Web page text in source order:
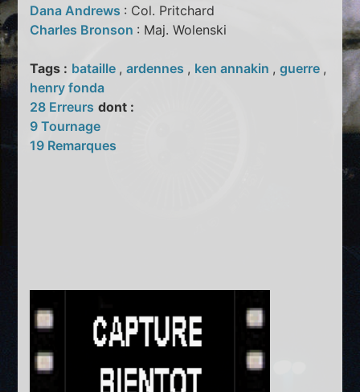
Dana Andrews : Col. Pritchard
Charles Bronson : Maj. Wolenski
Tags : bataille ,ardennes , ken annakin ,guerre ,
henry fonda
28 Erreurs dont :
9 Tournage
19 Remarques